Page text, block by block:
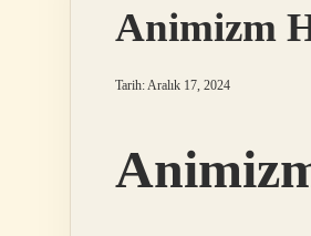
Animizm
Tarih: Aralık 17, 2024